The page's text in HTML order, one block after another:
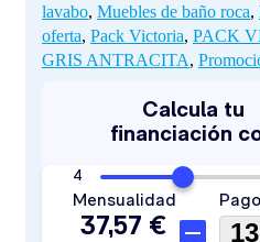
lavabo, Muebles de baño roca,
oferta, Pack Victoria, PACK
GRIS ANTRACITA,